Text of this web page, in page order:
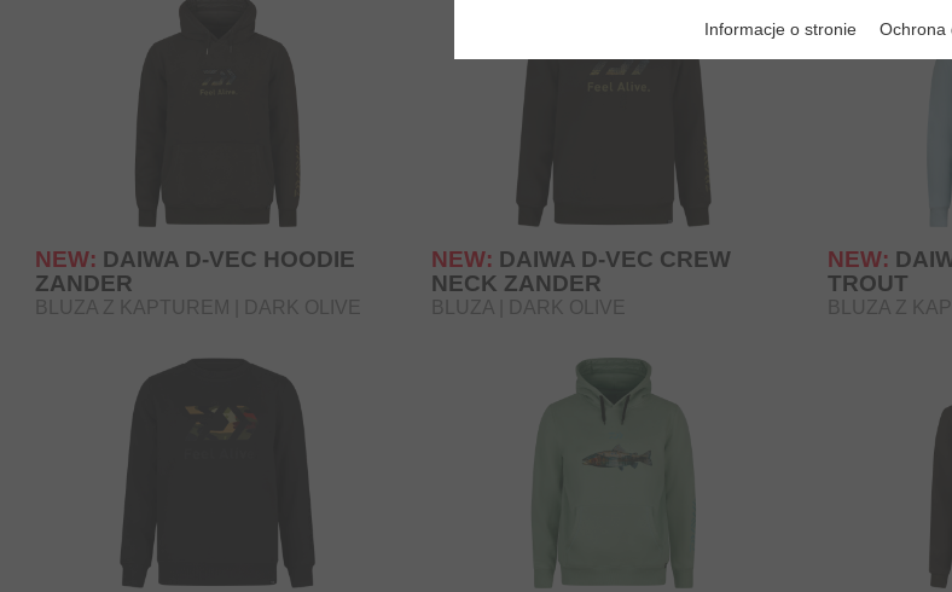
NEW: DAIWA D-VEC HOODIE
ZANDER
BLUZA Z KAPTUREM | DARK OLIVE
NEW: DAIWA D-VEC CREW
NECK ZANDER
BLUZA | DARK OLIVE
NEW:
TROUT
BLUZA Z
Informacje o stronie Ochrona